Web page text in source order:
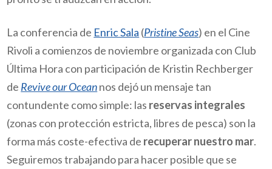
La conferencia de Enric Sala (Pristine Seas) en el Cine
Rivoli a comienzos de noviembre organizada con Club
Última Hora con participación de Kristin Rechberger
de Revive our Oceannos dejó un mensaje tan
contundente como simple: las reservas integrales
(zonas con protección estricta, libres de pesca) son la
forma más coste-efectiva de recuperar nuestro mar.
Seguiremos trabajando para hacer posible que se